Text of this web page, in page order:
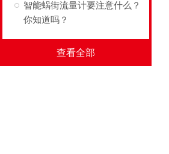
智能蜗街流量计要注意什么？
你知道吗？
查看全部